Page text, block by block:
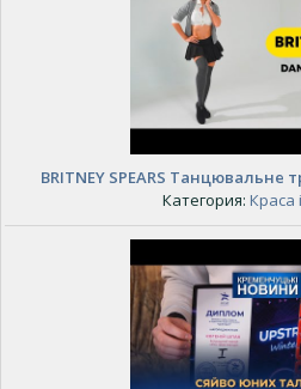
BRITNEY SPEARS Танцювальне
Категория: Краса